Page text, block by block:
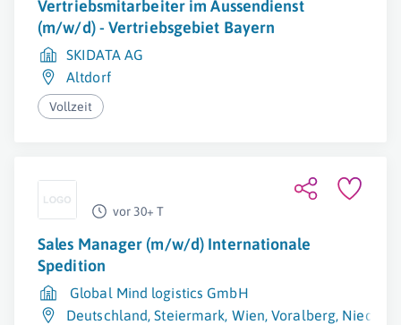
Vertriebsmitarbeiter im Aussendienst
(m/w/d) - Vertriebsgebiet Bayern
SKIDATA AG
Altdorf
Vollzeit
vor 30+ T
Sales Manager (m/w/d) Internationale
Spedition
Global Mind logistics GmbH
Deutschland,Steiermark, Wien,Voralberg,